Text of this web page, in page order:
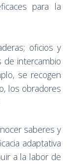
para la
oficios y
de intercambio
se recogen
los obradores
saberes y
adaptativa
a la labor de